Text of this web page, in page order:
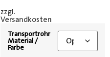
zzgl.
Versandkosten
Transportrohr
Material /
Farbe